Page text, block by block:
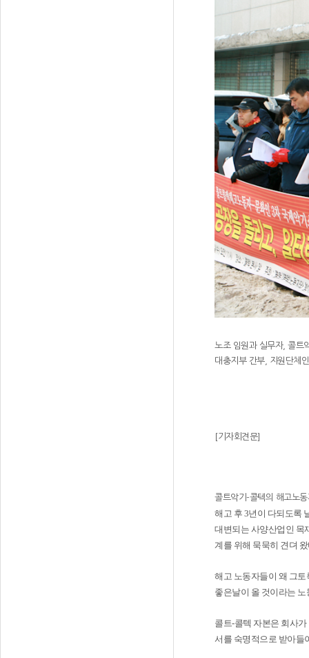
노조 임원과 실무자, 콜트
대충지부 간부, 지원단체
[기자회견문]
콜트악기-콜텍의 해고노
해고 후 3년이 다되도록
대변되는 사양산업인 목
계를 위해 묵묵히 견뎌
해고 노동자들이 왜 그
좋은날이 올 것이라는
콜트-콜텍 자본은 회사
서를 숙명적으로 받아들